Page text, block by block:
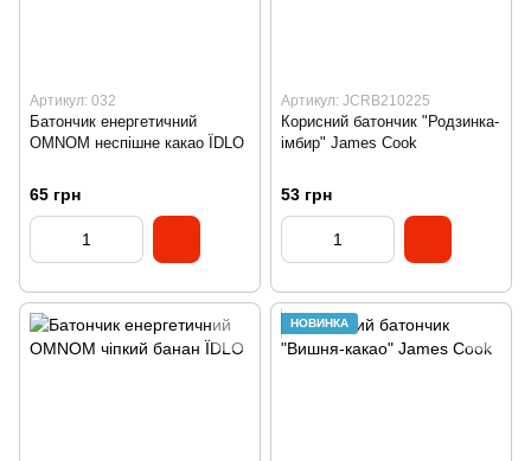
Артикул: 032
Батончик енергетичний
OMNOM неспішне какао ЇDLO
65 грн
Артикул: JCRB210225
Корисний батончик "Родзинка-
імбир" James Cook
53 грн
НОВИНКА